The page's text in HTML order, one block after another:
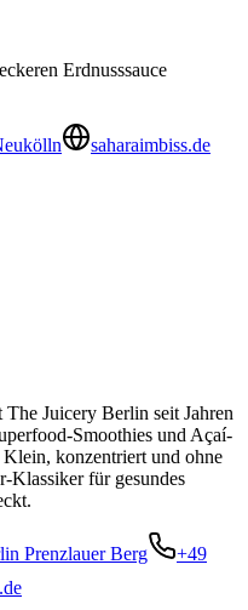
Erdnusssauce
saharaimbiss.de
Juicery Berlin seit Jahren
Smoothies und Açaí-
konzentriert und ohne
Klassiker für gesundes
Prenzlauer Berg
+49